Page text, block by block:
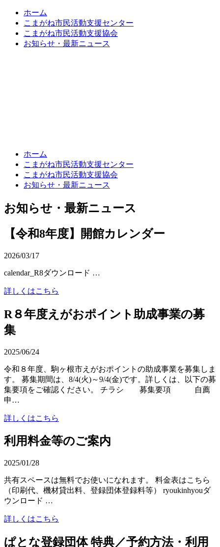
ホーム
こまがね市民活動支援センター
こまがね市民活動支援協会
お知らせ・最新ニュース
ホーム
こまがね市民活動支援センター
こまがね市民活動支援協会
お知らせ・最新ニュース
お知らせ・最新ニュース
【令和8年度】開館カレンダー
2026/03/17
calendar_R8ダウンロード …
詳しくはこちら
R８年度えがおポイント助成事業の募
集
2025/06/24
令和８年度、駒ヶ根市えがおポイントの助成事業を募集しま
す。 募集期間は、8/4(火)～9/4(金)です。詳しくは、以下の募
集要項をご確認ください。 チラシ 募集要項 自薦
申…
詳しくはこちら
利用料金等のご案内
2025/01/28
共有スペースは無料でお使いになれます。 料金表はこちら
（印刷代、機材貸出料、登録団体登録料等） ryoukinhyouダ
ウンロード …
詳しくはこちら
ぱとな登録団体 特典／予約方法・利用